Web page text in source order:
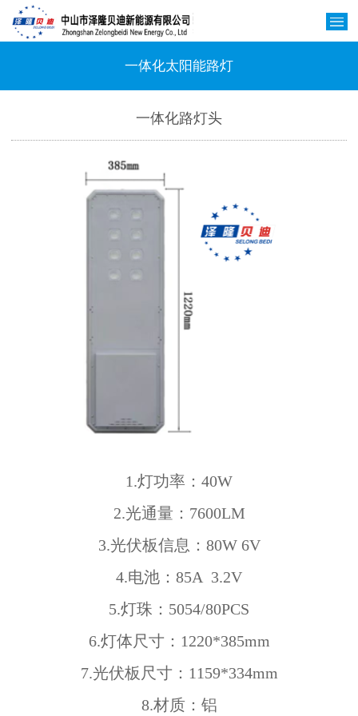
一体化太阳能路灯
一体化路灯头
1.灯功率： 40W
2.光通量： 7600LM
3.光伏板信息： 80W 6V
4.电池： 85A 3.2V
5.灯珠： 5054/80PCS
6.灯体尺寸： 1220*385mm
7.光伏板尺寸： 1159*334mm
8.材质：铝